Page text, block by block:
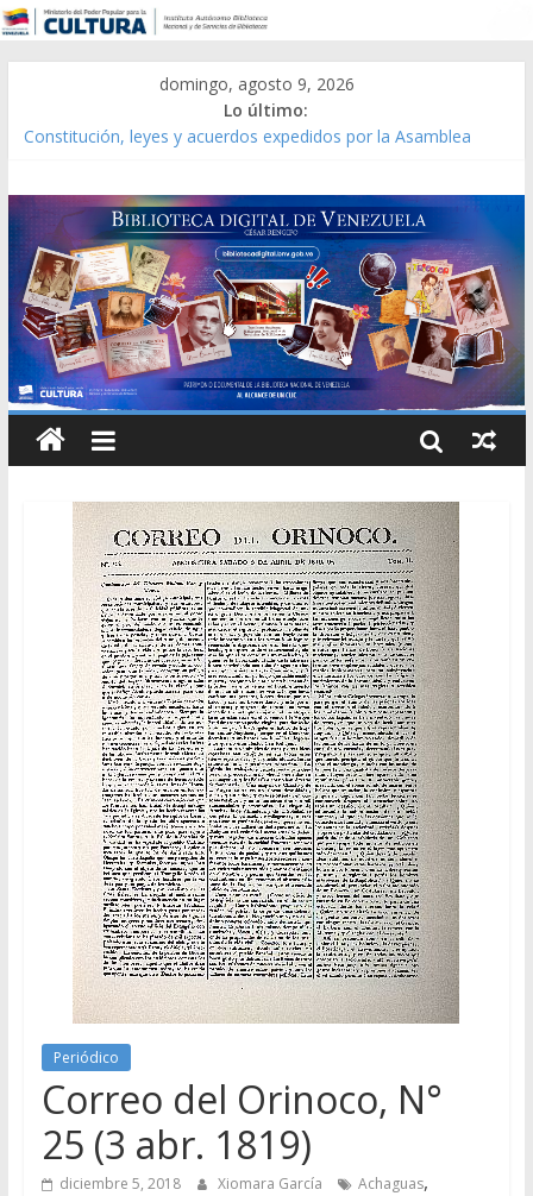
domingo, agosto 9, 2026
Lo último:
Constitución, leyes y acuerdos expedidos por la Asamblea
Modesta Bor Sánchez [material gráfico]
Gaceta Oficial de la República de Venezuela año CXXXIII Mes V,
Caracas 09 de marzo de 2006 N° 38.394
Catálogo temático de obras de Modesta Bor
Periódico
Correo del Orinoco, N°
25 (3 abr. 1819)
diciembre 5, 2018 Xiomara García Achaguas,